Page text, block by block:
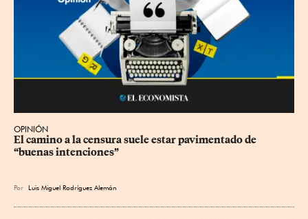
OPINIÓN
El camino a la censura suele estar pavimentado de
“buenas intenciones”
Por Luis Miguel Rodríguez Alemán